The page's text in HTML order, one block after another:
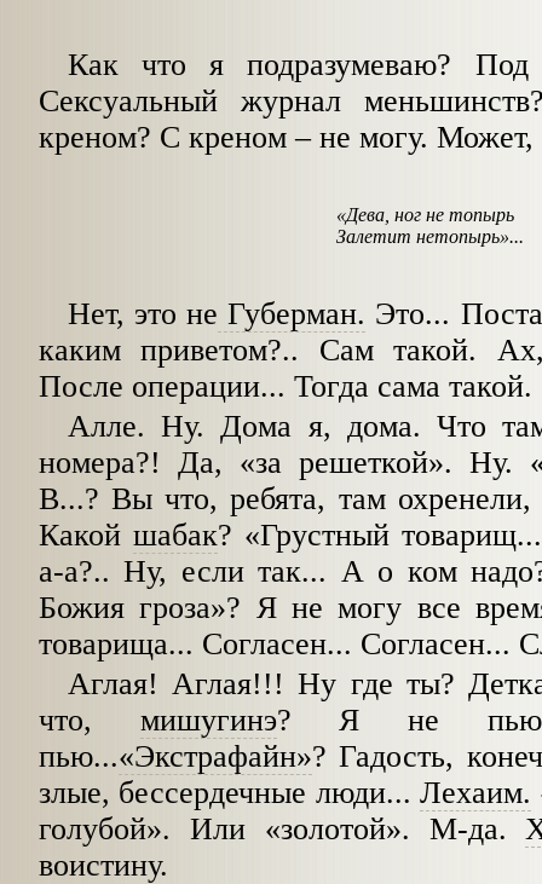
Как что я подразумеваю?
Сексуальный журнал
креном? С креном–не могу. Может,
«Дева, ног не топырь
Залетит нетопырь»...
Нет, это не Губерман. Это...
каким приветом?.. Сам такой.
После операции... Тогда сама такой.
Алле. Ну. Дома я, дома. Что
номера?! Да, «за решеткой». Ну.
В...? Вы что, ребята, там охренели,
Какой шабак? «Грустный
а-а?.. Ну, если так... А о ком
Божия гроза»? Я не могу все
товарища... Согласен... Согласен...
Аглая! Аглая!!! Ну где ты?
что, мишугинэ? Я не пью
пью...«Экстрафайн»? Гадость,
злые, бессердечные люди... Лехаим.
голубой». Или «золотой». М-да.
воистину.